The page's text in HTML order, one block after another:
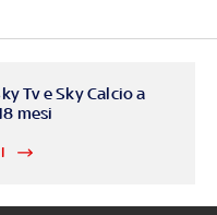
Tv e Sky Calcio a
mesi